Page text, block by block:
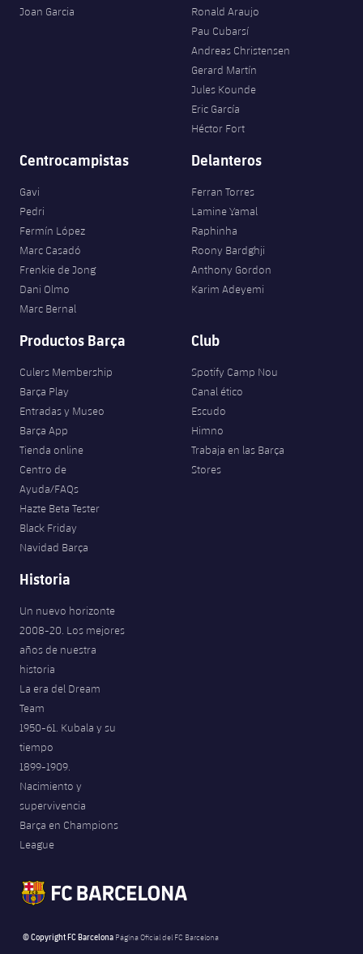
Joan Garcia
Ronald Araujo
Pau Cubarsí
Andreas Christensen
Gerard Martín
Jules Kounde
Eric García
Héctor Fort
Centrocampistas
Gavi
Pedri
Fermín López
Marc Casadó
Frenkie de Jong
Dani Olmo
Marc Bernal
Delanteros
Ferran Torres
Lamine Yamal
Raphinha
Roony Bardghji
Anthony Gordon
Karim Adeyemi
Productos Barça
Culers Membership
Barça Play
Entradas y Museo
Barça App
Tienda online
Centro de
Ayuda/FAQs
Hazte Beta Tester
Black Friday
Navidad Barça
Club
Spotify Camp Nou
Canal ético
Escudo
Himno
Trabaja en las Barça
Stores
Historia
Un nuevo horizonte
2008-20. Los mejores
años de nuestra
historia
La era del Dream
Team
1950-61. Kubala y su
tiempo
1899-1909.
Nacimiento y
supervivencia
Barça en Champions
League
© Copyright FC Barcelona Página Oficial del FC Barcelona